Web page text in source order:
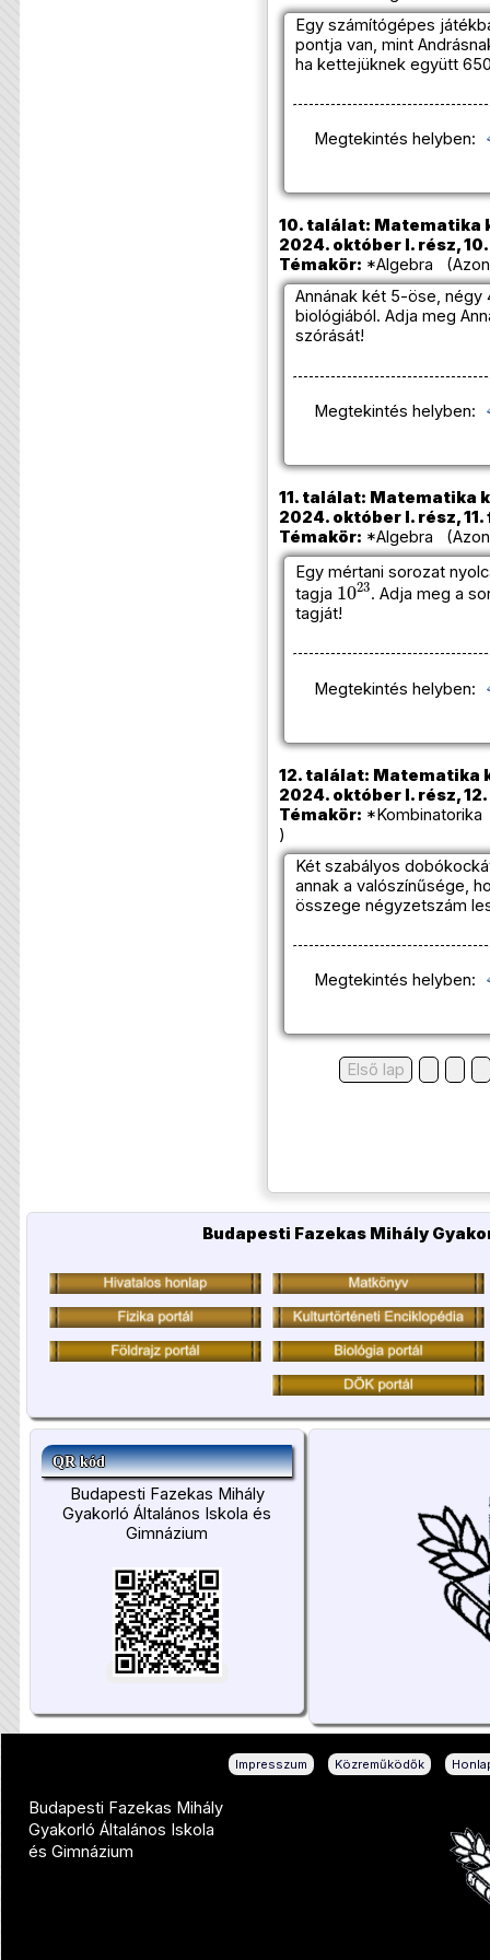
Egy számítógépes
pontja van, mint
ha kettejüknek együtt
Megtekintés helyben:
10. találat: Matematika
2024. október I. rész,
Témakör: *Algebra
Annának két 5-öse,
biológiából. Adja meg
szórását!
Megtekintés helyben:
11. találat: Matematika
2024. október I. rész,
Témakör: *Algebra
Egy mértani sorozat
tagja
1023
. Adja meg a
tagját!
Megtekintés helyben:
12. találat: Matematika
2024. október I. rész,
Témakör: *Kombinatorika
)
Két szabályos
annak a valószínűsége,
összege négyzetszám
Megtekintés helyben:
Első lap
Budapesti Fazekas Mihály
QR kód
Budapesti Fazekas Mihály
Gyakorló Általános Iskola és
Gimnázium
Impresszum Közreműködők
Budapesti Fazekas Mihály
Gyakorló Általános Iskola
és Gimnázium